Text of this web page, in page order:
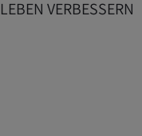
VERBESSERN